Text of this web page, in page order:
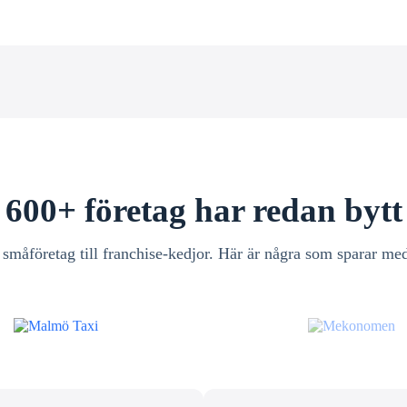
600+ företag har redan bytt
till franchise-kedjor. Här är några som sparar